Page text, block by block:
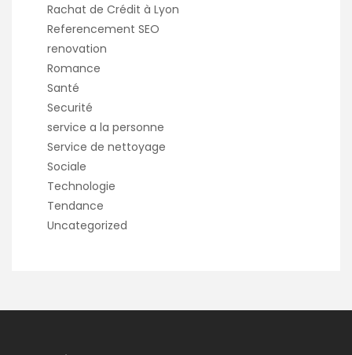
Rachat de Crédit à Lyon
Referencement SEO
renovation
Romance
Santé
Securité
service a la personne
Service de nettoyage
Sociale
Technologie
Tendance
Uncategorized